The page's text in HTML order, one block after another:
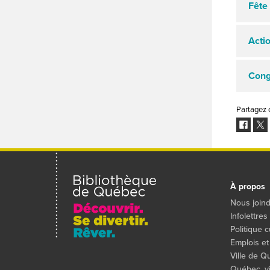
Partagez
À propos
Nous
Infolettres
Politique
Emplois
Ville de